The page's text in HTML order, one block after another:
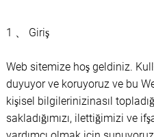
1 、 Giriş
Web sitemize hoş geldiniz.
duyuyor ve koruyoruz ve bu
kişisel bilgilerinizinasıl
sakladığımızı, ilettiğimizi ve